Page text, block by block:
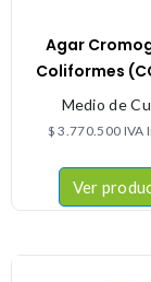
Agar
Coliformes
Medio de
$ 3.770.500 IVA
Ver